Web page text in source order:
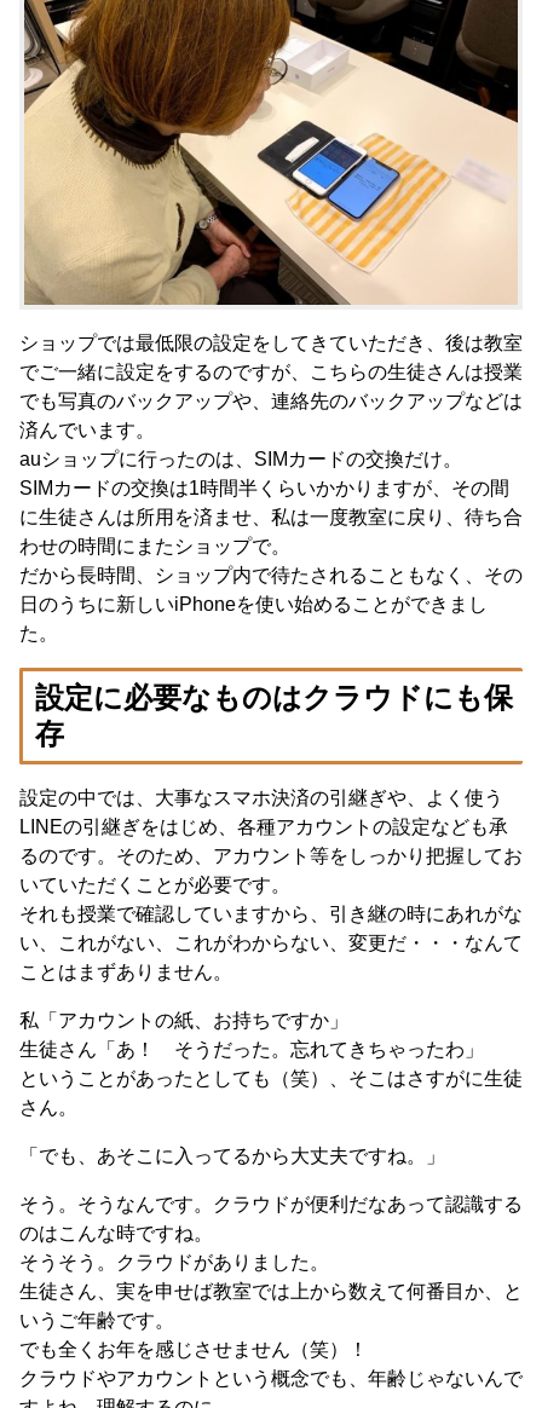
ショップでは最低限の設定をしてきていただき、後は教室
でご一緒に設定をするのですが、こちらの生徒さんは授業
でも写真のバックアップや、連絡先のバックアップなどは
済んでいます。
auショップに行ったのは、SIMカードの交換だけ。
SIMカードの交換は1時間半くらいかかりますが、その間
に生徒さんは所用を済ませ、私は一度教室に戻り、待ち合
わせの時間にまたショップで。
だから長時間、ショップ内で待たされることもなく、その
日のうちに新しいiPhoneを使い始めることができまし
た。
設定に必要なものはクラウドにも保
存
設定の中では、大事なスマホ決済の引継ぎや、よく使う
LINEの引継ぎをはじめ、各種アカウントの設定なども承
るのです。そのため、アカウント等をしっかり把握してお
いていただくことが必要です。
それも授業で確認していますから、引き継の時にあれがな
い、これがない、これがわからない、変更だ・・・なんて
ことはまずありません。
私「アカウントの紙、お持ちですか」
生徒さん「あ！ そうだった。忘れてきちゃったわ」
ということがあったとしても（笑）、そこはさすがに生徒
さん。
「でも、あそこに入ってるから大丈夫ですね。」
そう。そうなんです。クラウドが便利だなあって認識する
のはこんな時ですね。
そうそう。クラウドがありました。
生徒さん、実を申せば教室では上から数えて何番目か、と
いうご年齢です。
でも全くお年を感じさせません（笑）！
クラウドやアカウントという概念でも、年齢じゃないんで